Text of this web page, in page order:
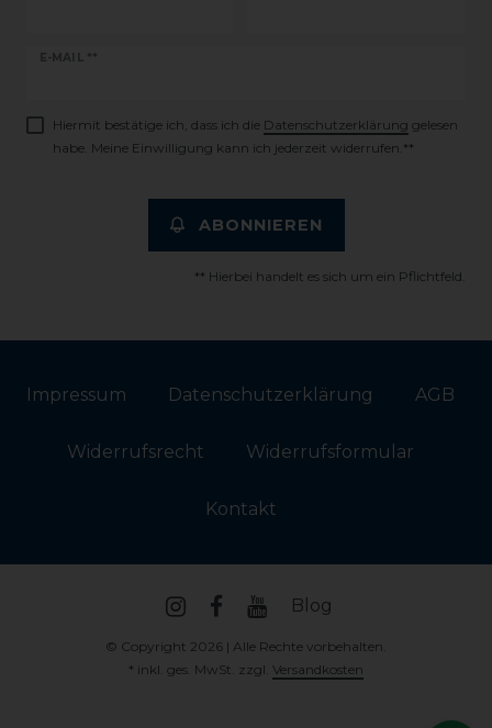
E-MAIL **
Newsletter
Hiermit bestätige ich, dass ich die Daten­schutz­erklärung gelesen
habe. Meine Einwilligung kann ich jederzeit widerrufen.**
ABONNIEREN
** Hierbei handelt es sich um ein Pflichtfeld.
Impressum Daten­schutz­erklärung AGB
Widerrufs­recht Widerrufs­formular
Kontakt
Blog
© Copyright 2026 | Alle Rechte vorbehalten.
* inkl. ges. MwSt. zzgl. Versandkosten